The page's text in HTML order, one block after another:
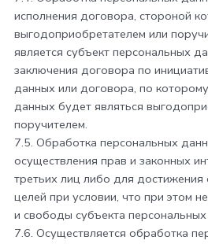
исполнения договора, стороной
выгодоприобретателем или
является субъект персональных
заключения договора по
данных или договора, по
данных будет являться
поручителем.
7.5. Обработка персональных
осуществления прав и законных
третьих лиц либо для
целей при условии, что при этом
и свободы субъекта
7.6. Осуществляется обработка